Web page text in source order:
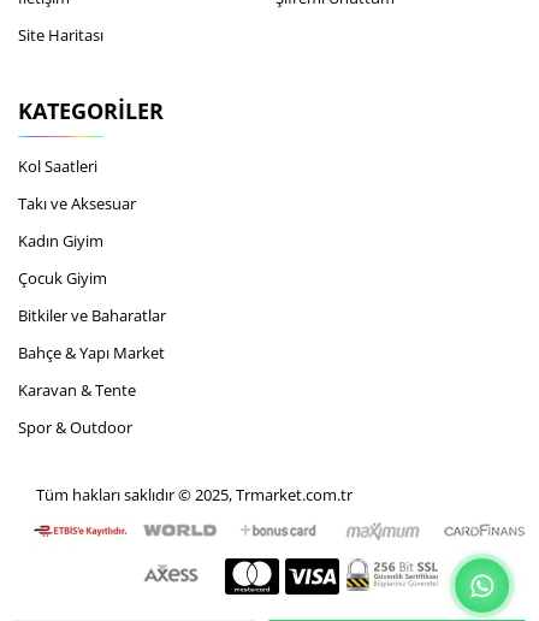
Site Haritası
KATEGORILER
Kol Saatleri
Takı ve Aksesuar
Kadın Giyim
Çocuk Giyim
Bitkiler ve Baharatlar
Bahçe & Yapı Market
Karavan & Tente
Spor & Outdoor
Tüm hakları saklıdır © 2025, Trmarket.com.tr